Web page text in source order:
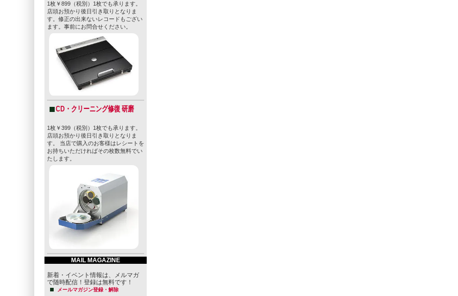
1枚￥899（税別）1枚でも承ります。
店頭お預かり後日引き取りとなりま
す。修正の出来ないレコードもござい
ます。事前にお問合せください。
CD・クリーニング修復 研磨
1枚￥399（税別）1枚でも承ります。
店頭お預かり後日引き取りとなりま
す。 当店で購入のお客様はレシートを
お持ちいただければその枚数無料でい
たします。
MAIL MAGAZINE
新着・イベント情報は、メルマガ
で随時配信！登録は無料です！
メールマガジン登録・解除